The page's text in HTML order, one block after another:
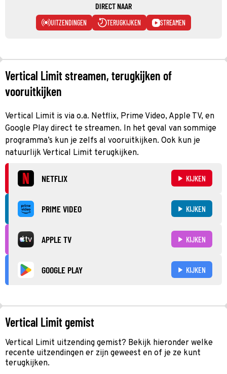
DIRECT NAAR
UITZENDINGEN TERUGKIJKEN STREAMEN
Vertical Limit streamen, terugkijken of
vooruitkijken
Vertical Limit is via o.a. Netflix, Prime Video, Apple TV, en
Google Play direct te streamen. In het geval van sommige
programma’s kun je zelfs al vooruitkijken. Ook kun je
natuurlijk Vertical Limit terugkijken.
NETFLIX KIJKEN
PRIME VIDEO KIJKEN
APPLE TV KIJKEN
GOOGLE PLAY KIJKEN
Vertical Limit gemist
Vertical Limit uitzending gemist? Bekijk hieronder welke
recente uitzendingen er zijn geweest en of je ze kunt
terugkijken.